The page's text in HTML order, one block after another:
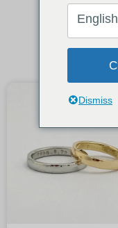
English
Dismiss